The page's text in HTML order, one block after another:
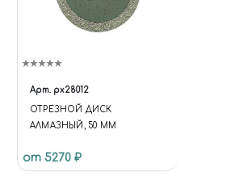
Арт. px28012
ОТРЕЗНОЙ ДИСК
АЛМАЗНЫЙ, 50 ММ
от 5270 ₽